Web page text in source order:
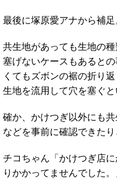
最後に塚原愛アナから補足
共生地があっても生地の
塞げないケースもあると
くてもズボンの裾の折り
生地を流用して穴を塞ぐと
確か、かけつぎ以外にも
などを事前に確認できた
チコちゃん「かけつぎ店
りかかってませんでした。